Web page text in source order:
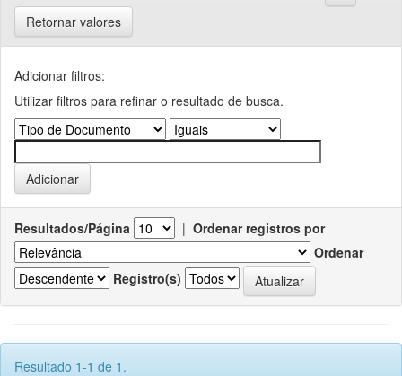
Retornar valores
Adicionar filtros:
Utilizar filtros para refinar o resultado de busca.
Resultados/Página | Ordenar registros por
Ordenar
Registro(s)
Resultado 1-1 de 1.